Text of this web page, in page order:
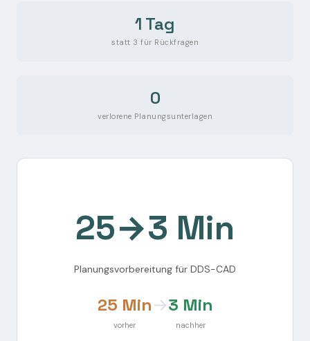
1 Tag
statt 3 für Rückfragen
0
verlorene Planungsunterlagen
25→3 Min
Planungsvorbereitung für DDS-CAD
25 Min
vorher
→3 Min
nachher